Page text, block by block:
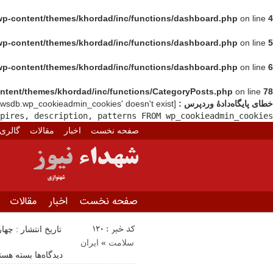
content/themes/khordad/inc/functions/dashboard.php on line 4
content/themes/khordad/inc/functions/dashboard.php on line 5
content/themes/khordad/inc/functions/dashboard.php on line 6
themes/khordad/inc/functions/CategoryPosts.php on line 78
خطای پایگاه‌دادهٔ وردپرس : [Table 'hafezsh1_newsdb.wp_cookieadmin_cookies' doesn't exist]
description, patterns FROM wp_cookieadmin_cookies
صفحه نخست
اخبار مقالات گالری
صفحه نخست اخبار مقالات
کد خبر : 120 تاریخ انتشار : چهارشنبه 8 ژوئن
دیدگاه‌ها
برای
تزریق
بسته
ایران « سلامت